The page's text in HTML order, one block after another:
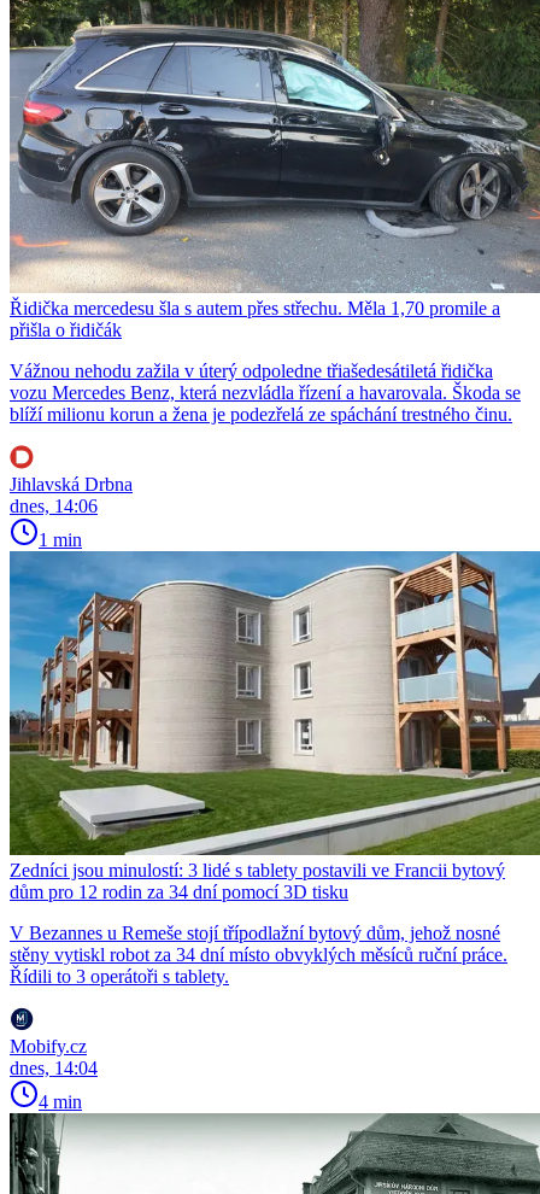
Řidička mercedesu šla s autem přes střechu. Měla 1,70 promile a
přišla o řidičák
Vážnou nehodu zažila v úterý odpoledne třiašedesátiletá řidička
vozu Mercedes Benz, která nezvládla řízení a havarovala. Škoda se
blíží milionu korun a žena je podezřelá ze spáchání trestného činu.
Jihlavská Drbna
dnes, 14:06
1 min
Zedníci jsou minulostí: 3 lidé s tablety postavili ve Francii bytový
dům pro 12 rodin za 34 dní pomocí 3D tisku
V Bezannes u Remeše stojí třípodlažní bytový dům, jehož nosné
stěny vytiskl robot za 34 dní místo obvyklých měsíců ruční práce.
Řídili to 3 operátoři s tablety.
Mobify.cz
dnes, 14:04
4 min